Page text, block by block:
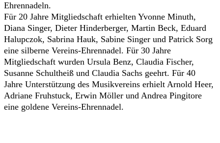
Ehrennadeln.
Für 20 Jahre Mitgliedschaft erhielten Yvonne Minuth,
Diana Singer, Dieter Hinderberger, Martin Beck, Eduard
Halupczok, Sabrina Hauk, Sabine Singer und Patrick Sorg
eine silberne Vereins-Ehrennadel. Für 30 Jahre
Mitgliedschaft wurden Ursula Benz, Claudia Fischer,
Susanne Schultheiß und Claudia Sachs geehrt. Für 40
Jahre Unterstützung des Musikvereins erhielt Arnold Heer,
Adriane Fruhstuck, Erwin Möller und Andrea Pingitore
eine goldene Vereins-Ehrennadel.